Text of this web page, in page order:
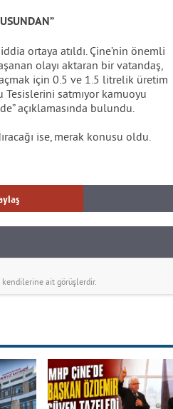
ortaya atıldı. Çine’nin önemli
olayı aktaran bir vatandaş,
için 0.5 ve 1.5 litrelik üretim
satmıyor kamuoyu
açıklamasında bulundu.
ise, merak konusu oldu.
kendilerine ait görüşlerdir.